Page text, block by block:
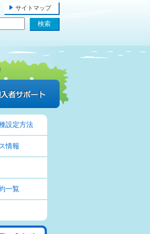
サイトマップ
電話 加入者サポート
設定方法
情報
一覧